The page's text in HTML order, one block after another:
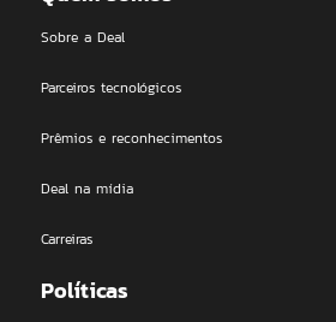
Sobre a Deal
Parceiros tecnológicos
Prêmios e reconhecimentos
Deal na mídia
Carreiras
Políticas